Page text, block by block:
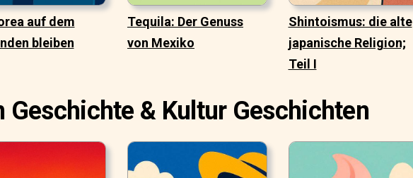
auf dem
bleiben
Tequila: Der Genuss
von Mexiko
Shintoismus: die alte
japanische Religion;
Teil I
Geschichte & Kultur Geschichten